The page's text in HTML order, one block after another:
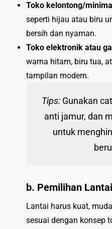
Toko kelontong/
seperti hijau atau biru
bersih dan nyaman.
Toko elektronik atau
warna hitam, biru tua,
tampilan modern.
Tips: Gunakan
anti jamur, dan
untuk
b. Pemilihan Lantai
Lantai harus kuat,
sesuai dengan konsep